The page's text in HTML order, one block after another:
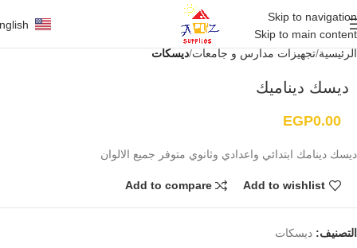
Skip to navigation
Skip to main content
الرئيسية تجهيزات مدارس و جامعات ديسكات
ديسك ديناميك
EGP0.00
ديسك دينامك ابتدائي واعدادي وثانوي متوفر جميع الالوان
Add to wishlist
Add to compare
التصنيف: ديسكات